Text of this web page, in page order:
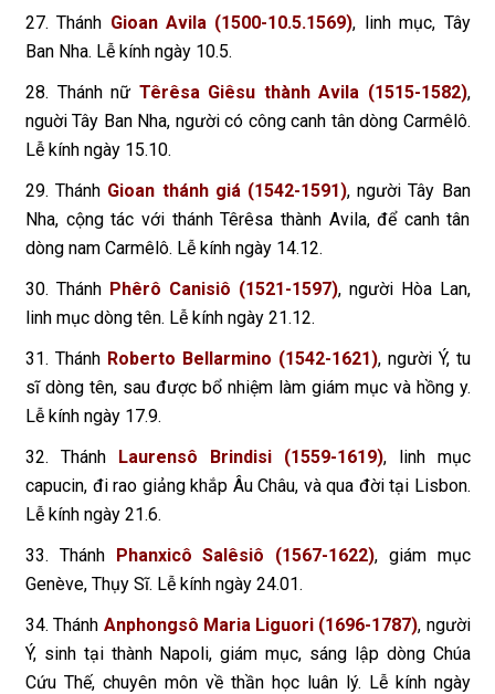
27. Thánh Gioan Avila (1500-10.5.1569), linh mục, Tây
Ban Nha. Lễ kính ngày 10.5.
28. Thánh nữ Têrêsa Giêsu thành Avila (1515-1582),
nguời Tây Ban Nha, người có công canh tân dòng Carmêlô.
Lễ kính ngày 15.10.
29. Thánh Gioan thánh giá (1542-1591), người Tây Ban
Nha, cộng tác với thánh Têrêsa thành Avila, để canh tân
dòng nam Carmêlô. Lễ kính ngày 14.12.
30. Thánh Phêrô Canisiô (1521-1597), người Hòa Lan,
linh mục dòng tên. Lễ kính ngày 21.12.
31. Thánh Roberto Bellarmino (1542-1621), người Ý, tu
sĩ dòng tên, sau được bổ nhiệm làm giám mục và hồng y.
Lễ kính ngày 17.9.
32. Thánh Laurensô Brindisi (1559-1619), linh mục
capucin, đi rao giảng khắp Âu Châu, và qua đời tại Lisbon.
Lễ kính ngày 21.6.
33. Thánh Phanxicô Salêsiô (1567-1622), giám mục
Genève, Thụy Sĩ. Lễ kính ngày 24.01.
34. Thánh Anphongsô Maria Liguori (1696-1787), người
Ý, sinh tại thành Napoli, giám mục, sáng lập dòng Chúa
Cứu Thế, chuyên môn về thần học luân lý. Lễ kính ngày